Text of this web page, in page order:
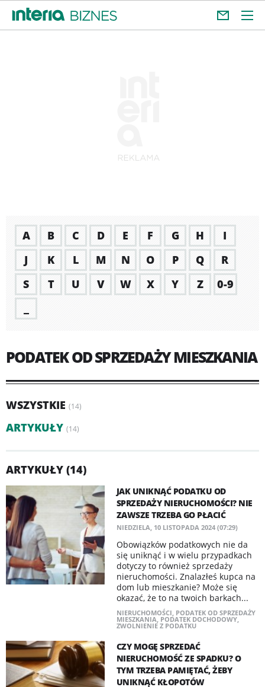
A B C D E F G H
I
J
K L M N O P Q
R
S
T U V W X Y Z
0-9
PODATEK OD SPRZEDAŻY MIESZKANIA
WSZYSTKIE (14)
ARTYKUŁY (14)
ARTYKUŁY (14)
JAK UNIKNĄĆ PODATKU OD
SPRZEDAŻY NIERUCHOMOŚCI? NIE
ZAWSZE TRZEBA GO PŁACIĆ
NIEDZIELA, 10 LISTOPADA 2024 (07:29)
Obowiązków podatkowych nie da
się uniknąć i w wielu przypadkach
dotyczy to również sprzedaży
nieruchomości. Znalazłeś kupca na
dom lub mieszkanie? Może się
okazać, że to na twoich barkach...
NIERUCHOMOŚCI, PODATEK OD SPRZEDAŻY
MIESZKANIA, PODATEK DOCHODOWY,
ZWOLNIENIE Z PODATKU
CZY MOGĘ SPRZEDAĆ
NIERUCHOMOŚĆ ZE SPADKU? O
TYM TRZEBA PAMIĘTAĆ, ŻEBY
UNIKNĄĆ KŁOPOTÓW